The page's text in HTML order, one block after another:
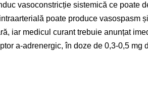
vasoconstricție sistemică ce poate
poate produce
iar medicul curant trebuie anunțat
a-adrenergic, în doze de 0,3-0,5 mg